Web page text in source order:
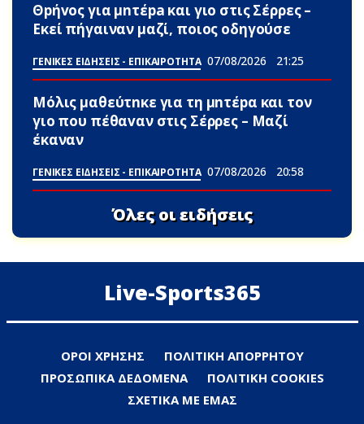
Θpήvος για μnτέpa και γιο στις Σέρρες –
Εκεί πήγαιναν μαζί, ποιος οδηγούσε
ΓΕΝΙΚΕΣ ΕΙΔΗΣΕΙΣ - ΕΠΙΚΑΙΡΟΤΗΤΑ 07/08/2026 21:25
Μόλις μαθεύτnκε για τη μnτέpα και τον
γιo που πέθαvαν στις Σέρρες – Μαζί
έκαναν
ΓΕΝΙΚΕΣ ΕΙΔΗΣΕΙΣ - ΕΠΙΚΑΙΡΟΤΗΤΑ 07/08/2026 20:58
Όλες οι ειδήσεις
Live-Sports365
ΟΡΟΙ ΧΡΗΣΗΣ
ΠΟΛΙΤΙΚΗ ΑΠΟΡΡΗΤΟΥ
ΠΡΟΣΩΠΙΚΑ ΔΕΔΟΜΕΝΑ
ΠΟΛΙΤΙΚΗ COOKIES
ΣΧΕΤΙΚΑ ΜΕ ΕΜΑΣ